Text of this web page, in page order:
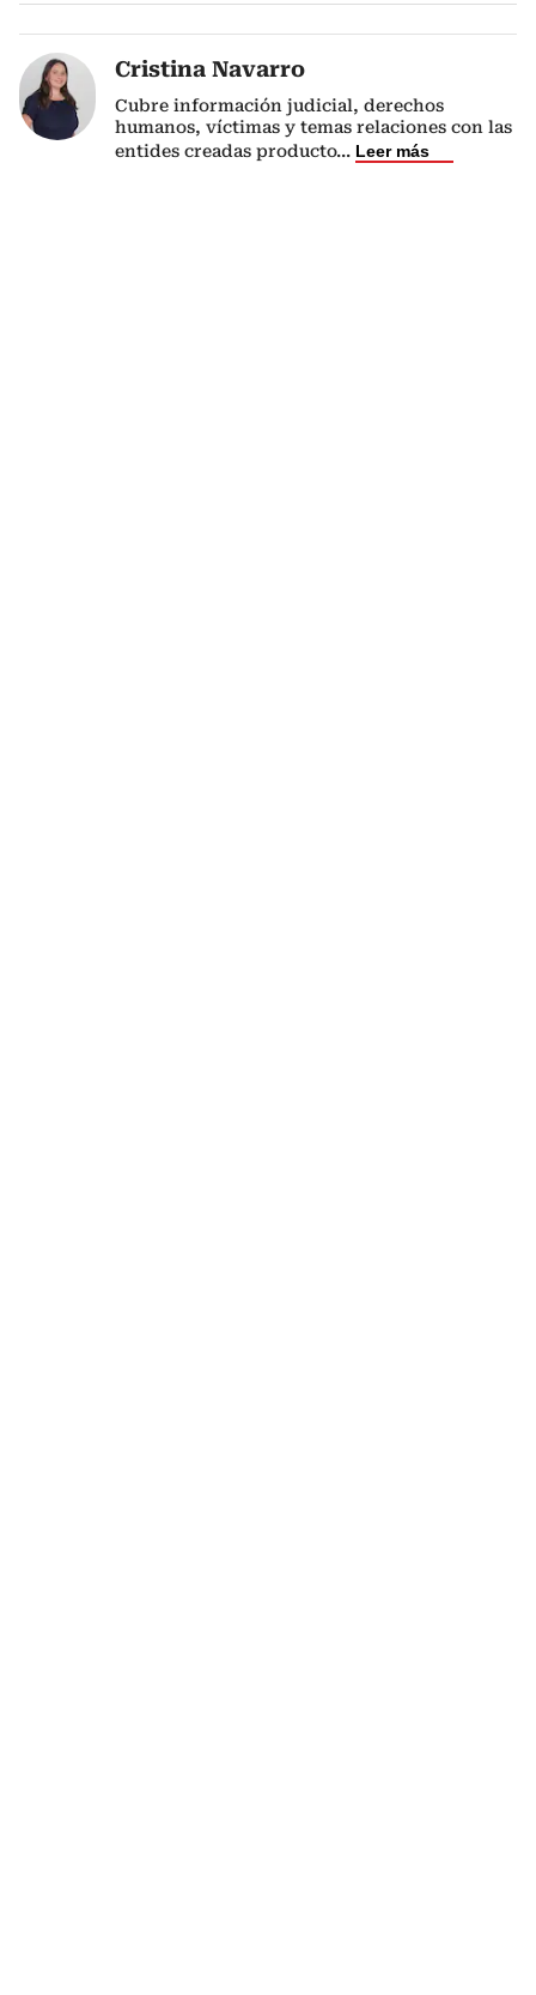
Cristina Navarro
Cubre información judicial, derechos
humanos, víctimas y temas relaciones con las
entides creadas producto... Leer más